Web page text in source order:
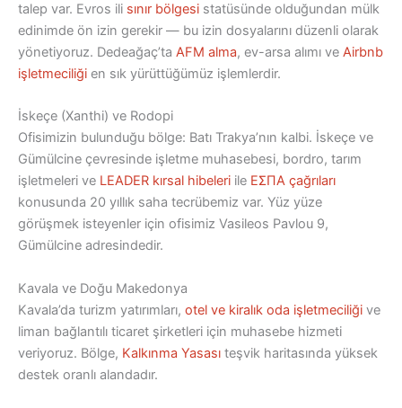
talep var. Evros ili sınır bölgesi statüsünde olduğundan mülk
edinimde ön izin gerekir — bu izin dosyalarını düzenli olarak
yönetiyoruz. Dedeağaç’ta AFM alma, ev-arsa alımı ve Airbnb
işletmeciliği en sık yürüttüğümüz işlemlerdir.
İskeçe (Xanthi) ve Rodopi
Ofisimizin bulunduğu bölge: Batı Trakya’nın kalbi. İskeçe ve
Gümülcine çevresinde işletme muhasebesi, bordro, tarım
işletmeleri ve LEADER kırsal hibeleri ile ΕΣΠΑ çağrıları
konusunda 20 yıllık saha tecrübemiz var. Yüz yüze
görüşmek isteyenler için ofisimiz Vasileos Pavlou 9,
Gümülcine adresindedir.
Kavala ve Doğu Makedonya
Kavala’da turizm yatırımları, otel ve kiralık oda işletmeciliği ve
liman bağlantılı ticaret şirketleri için muhasebe hizmeti
veriyoruz. Bölge, Kalkınma Yasası teşvik haritasında yüksek
destek oranlı alandadır.